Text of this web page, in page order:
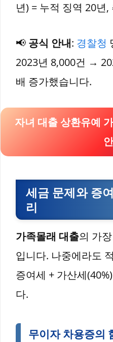
년) = 누적 징역 20년
📢 공식 안내: 경찰청
2023년 8,000건 →
배 증가했습니다.
자녀 대출 상환유예
세금 문제와 증
리
가족몰래 대출의 가
입니다. 나중에라도
증여세 + 가산세
다.
무이자 차용증의